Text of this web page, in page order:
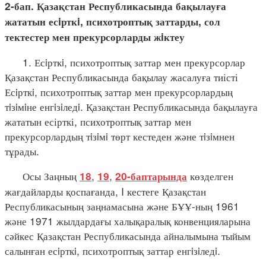
2-бап. Қазақстан Республикасында бақылауға
жататын есiрткi, психотроптық заттарды, сол
тектестер мен прекурсорларды жiктеу
1. Есiрткi, психотроптық заттар мен прекурсорлар
Қазақстан Республикасында бақылау жасалуға тиісті
Есiрткi, психотроптық заттар мен прекурсорлардың
тiзiмiне енгiзiледi. Қазақстан Республикасында бақылауға
жататын есірткі, психотроптық заттар мен
прекурсорлардың тiзiмi төрт кестеден және тiзiмнен
тұрады.
Осы Заңның 18, 19, 20-баптарында көзделген
жағдайларды қоспағанда, I кестеге Қазақстан
Республикасының заңнамасына және БҰҰ-ның 1961
және 1971 жылдардағы халықаралық конвенцияларына
сәйкес Қазақстан Республикасында айналымына тыйым
салынған есiрткi, психотроптық заттар енгiзiледi.